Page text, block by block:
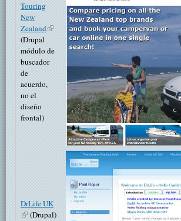
Touring
New
Zealand(link is external)
(Drupal
módulo de
buscador
de
acuerdo,
no el
diseño
frontal)
DrLife UK
(link is external)
(Drupal)